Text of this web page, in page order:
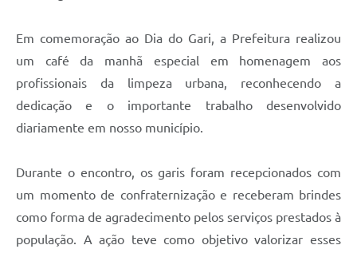
Em comemoração ao Dia do Gari, a Prefeitura realizou
um café da manhã especial em homenagem aos
profissionais da limpeza urbana, reconhecendo a
dedicação e o importante trabalho desenvolvido
diariamente em nosso município.
Durante o encontro, os garis foram recepcionados com
um momento de confraternização e receberam brindes
como forma de agradecimento pelos serviços prestados à
população. A ação teve como objetivo valorizar esses